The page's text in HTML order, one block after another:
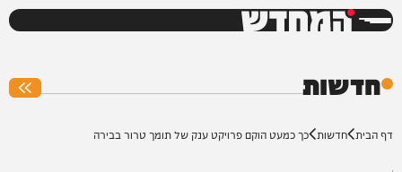
המחדש
חדשות
דף הבית חדשות כך כמעט הוקם פרויקט ענק של תומך טרור בבירה